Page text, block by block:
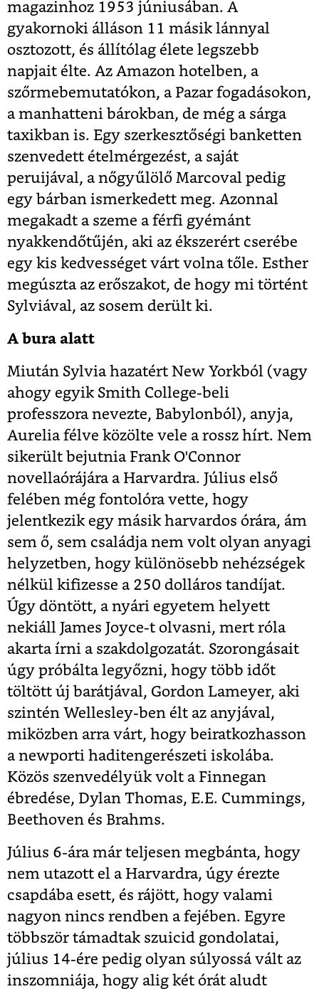
magazinhoz 1953 júniusában. A
gyakornoki álláson 11 másik lánnyal
osztozott, és állítólag élete legszebb
napjait élte. Az Amazon hotelben, a
szőrmebemutatókon, a Pazar fogadásokon,
a manhatteni bárokban, de még a sárga
taxikban is. Egy szerkesztőségi banketten
szenvedett ételmérgezést, a saját
peruijával, a nőgyűlölő Marcoval pedig
egy bárban ismerkedett meg. Azonnal
megakadt a szeme a férfi gyémánt
nyakkendőtűjén, aki az ékszerért cserébe
egy kis kedvességet várt volna tőle. Esther
megúszta az erőszakot, de hogy mi történt
Sylviával, az sosem derült ki.
A bura alatt
Miután Sylvia hazatért New Yorkból (vagy
ahogy egyik Smith College-beli
professzora nevezte, Babylonból), anyja,
Aurelia félve közölte vele a rossz hírt. Nem
sikerült bejutnia Frank O'Connor
novellaórájára a Harvardra. Július első
felében még fontolóra vette, hogy
jelentkezik egy másik harvardos órára, ám
sem ő, sem családja nem volt olyan anyagi
helyzetben, hogy különösebb nehézségek
nélkül kifizesse a 250 dolláros tandíjat.
Úgy döntött, a nyári egyetem helyett
nekiáll James Joyce-t olvasni, mert róla
akarta írni a szakdolgozatát. Szorongásait
úgy próbálta legyőzni, hogy több időt
töltött új barátjával, Gordon Lameyer, aki
szintén Wellesley-ben élt az anyjával,
miközben arra várt, hogy beiratkozhasson
a newporti haditengerészeti iskolába.
Közös szenvedélyük volt a Finnegan
ébredése, Dylan Thomas, E.E. Cummings,
Beethoven és Brahms.
Július 6-ára már teljesen megbánta, hogy
nem utazott el a Harvardra, úgy érezte
csapdába esett, és rájött, hogy valami
nagyon nincs rendben a fejében. Egyre
többször támadtak szuicid gondolatai,
július 14-ére pedig olyan súlyossá vált az
inszomniája, hogy alig két órát aludt